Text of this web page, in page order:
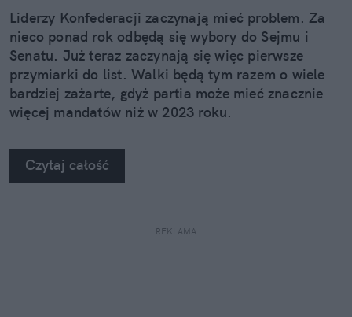
Liderzy Konfederacji zaczynają mieć problem. Za
nieco ponad rok odbędą się wybory do Sejmu i
Senatu. Już teraz zaczynają się więc pierwsze
przymiarki do list. Walki będą tym razem o wiele
bardziej zażarte, gdyż partia może mieć znacznie
więcej mandatów niż w 2023 roku.
Czytaj całość
REKLAMA